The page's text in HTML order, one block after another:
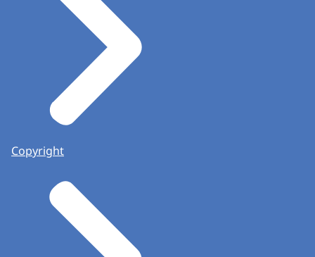
Copyright